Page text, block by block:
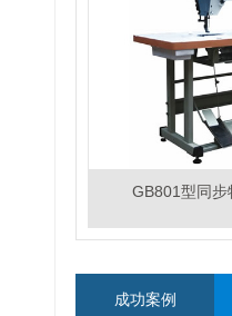
GB801型同
成功案例